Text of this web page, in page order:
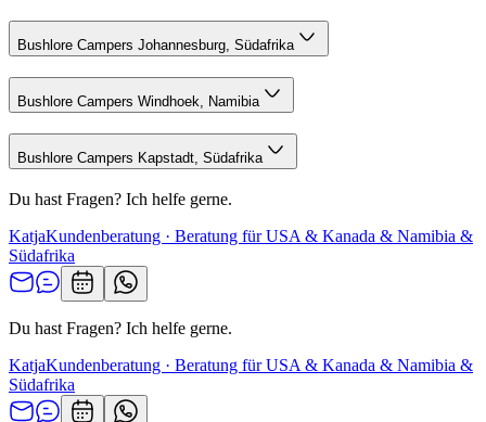
Bushlore Campers Johannesburg, Südafrika
Bushlore Campers Windhoek, Namibia
Bushlore Campers Kapstadt, Südafrika
Du hast Fragen? Ich helfe gerne.
KatjaKundenberatung · Beratung für USA & Kanada & Namibia &
Südafrika
Du hast Fragen? Ich helfe gerne.
KatjaKundenberatung · Beratung für USA & Kanada & Namibia &
Südafrika